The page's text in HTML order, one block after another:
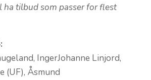
ha tilbud som passer for flest
IngerJohanne Linjord,
(UF), Åsmund